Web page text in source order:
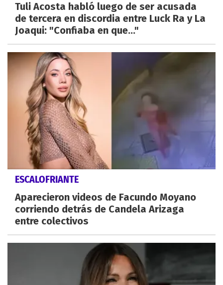
Tuli Acosta habló luego de ser acusada
de tercera en discordia entre Luck Ra y La
Joaqui: "Confiaba en que..."
ESCALOFRIANTE
Aparecieron videos de Facundo Moyano
corriendo detrás de Candela Arizaga
entre colectivos